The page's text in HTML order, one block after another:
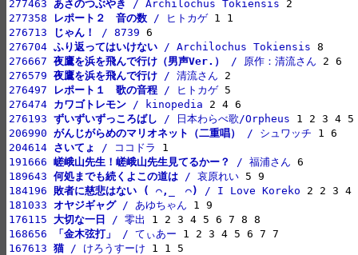
277463 あさのつぶやき / Archilochus Tokiensis
277358
レポート２　音の数 / ヒトカゲ
276713
じゃん！ / 8739
276704 ふり返ってはいけない / Archilochus Tokiensis
276667 夜鷹を浜を飛んで行け（男声Ver.） / 原作：清流さん
276579 夜鷹を浜を飛んで行け / 清流さん
276497
レポート１　歌の音程 / ヒトカゲ
276474 カワゴトレモン / kinopedia
276193 ずいずいずっころばし / 日本わらべ歌/Orpheus
206990 がんじがらめのマリオネット（二重唱） / シュワッチ
204614 さいてょ / ココドラ
191666 嵯峨山先生！嵯峨山先生見てるかー？ / 福浦さん
189643 何処までも続くよこの道は / 哀原れい
184196 敗者に慈悲はない ( ⌒,_ゝ⌒)
/ I Love Koreko
181033 オヤジギャグ / あゆちゃん
176115 大切な一日 / 零出
168656
「金木弦打」 / てぃあー
167613 猫 / けろうすーけ